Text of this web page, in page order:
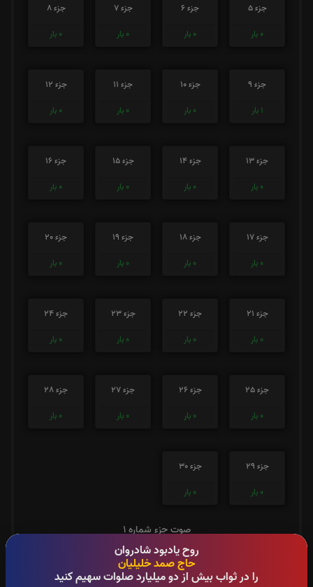
روح یادبود شادروان
حاج صمد خلیلیان
را در ثواب بیش از دو میلیارد صلوات سهیم کنید
جزء 5
0 بار
جزء 6
0 بار
جزء 7
0 بار
جزء 8
0 بار
جزء 9
1 بار
جزء 10
0 بار
جزء 11
0 بار
جزء 12
0 بار
جزء 13
0 بار
جزء 14
0 بار
جزء 15
0 بار
جزء 16
0 بار
جزء 17
0 بار
جزء 18
0 بار
جزء 19
0 بار
جزء 20
0 بار
جزء 21
0 بار
جزء 22
0 بار
جزء 23
0 بار
جزء 24
0 بار
جزء 25
0 بار
جزء 26
0 بار
جزء 27
0 بار
جزء 28
0 بار
جزء 29
0 بار
جزء 30
0 بار
صوت جزء شماره 1